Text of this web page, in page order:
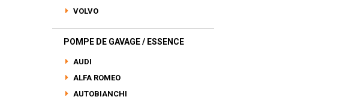
VOLVO
POMPE DE GAVAGE / ESSENCE
AUDI
ALFA ROMEO
AUTOBIANCHI